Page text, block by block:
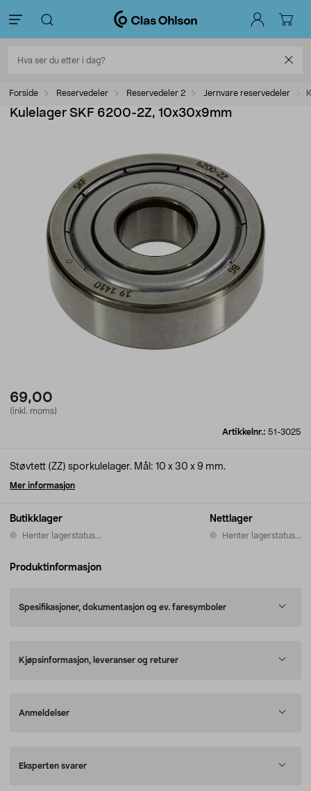
Forside Reservedeler Reservedeler 2 Jernvare reservedeler
Kulelager SKF 6200-2Z, 10x30x9mm
69,00
(inkl. moms)
Artikkelnr.: 51-3025
Butikklager
Henter lagerstatus...
Nettlager
Henter lagerstatus...
Støvtett (ZZ) sporkulelager. Mål: 10 x 30 x 9 mm.
Mer informasjon
Produktinformasjon
Spesifikasjoner, dokumentasjon og ev. faresymboler
Kjøpsinformasjon, leveranser og returer
Anmeldelser
Eksperten svarer